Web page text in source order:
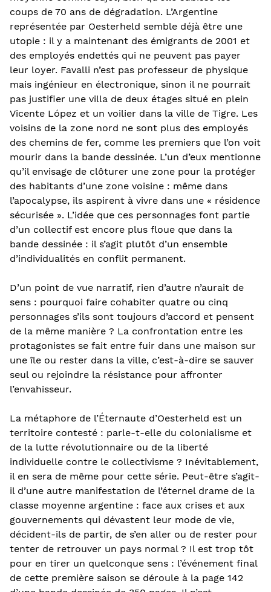
coups de 70 ans de dégradation. L’Argentine
représentée par Oesterheld semble déjà être une
utopie : il y a maintenant des émigrants de 2001 et
des employés endettés qui ne peuvent pas payer
leur loyer. Favalli n’est pas professeur de physique
mais ingénieur en électronique, sinon il ne pourrait
pas justifier une villa de deux étages situé en plein
Vicente López et un voilier dans la ville de Tigre. Les
voisins de la zone nord ne sont plus des employés
des chemins de fer, comme les premiers que l’on voit
mourir dans la bande dessinée. L’un d’eux mentionne
qu’il envisage de clôturer une zone pour la protéger
des habitants d’une zone voisine : même dans
l’apocalypse, ils aspirent à vivre dans une « résidence
sécurisée ». L’idée que ces personnages font partie
d’un collectif est encore plus floue que dans la
bande dessinée : il s’agit plutôt d’un ensemble
d’individualités en conflit permanent.
D’un point de vue narratif, rien d’autre n’aurait de
sens : pourquoi faire cohabiter quatre ou cinq
personnages s’ils sont toujours d’accord et pensent
de la même manière ? La confrontation entre les
protagonistes se fait entre fuir dans une maison sur
une île ou rester dans la ville, c’est-à-dire se sauver
seul ou rejoindre la résistance pour affronter
l’envahisseur.
La métaphore de l’Éternaute d’Oesterheld est un
territoire contesté : parle-t-elle du colonialisme et
de la lutte révolutionnaire ou de la liberté
individuelle contre le collectivisme ? Inévitablement,
il en sera de même pour cette série. Peut-être s’agit-
il d’une autre manifestation de l’éternel drame de la
classe moyenne argentine : face aux crises et aux
gouvernements qui dévastent leur mode de vie,
décident-ils de partir, de s’en aller ou de rester pour
tenter de retrouver un pays normal ? Il est trop tôt
pour en tirer un quelconque sens : l’événement final
de cette première saison se déroule à la page 142